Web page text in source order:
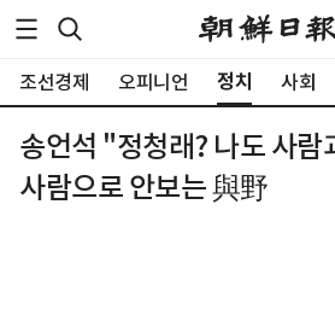
조선경제 오피니언 정치 사회
송언석 "정청래? 나도 사
사람으로 안보는 與野